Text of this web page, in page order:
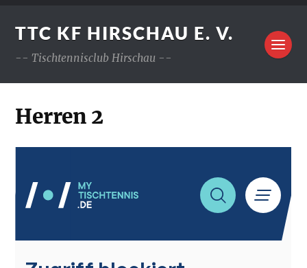
TTC KF HIRSCHAU E. V.
-- Tischtennisclub Hirschau --
Herren 2